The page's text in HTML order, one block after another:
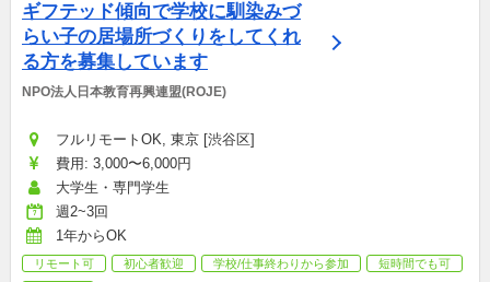
ギフテッド傾向で学校に馴染みづ
らい子の居場所づくりをしてくれ
る方を募集しています
NPO法人日本教育再興連盟(ROJE)
フルリモートOK, 東京 [渋谷区]
費用: 3,000〜6,000円
大学生・専門学生
週2~3回
1年からOK
リモート可 初心者歓迎 学校/仕事終わりから参加
短時間でも可